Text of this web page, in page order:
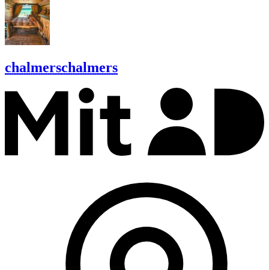
chalmerschalmers